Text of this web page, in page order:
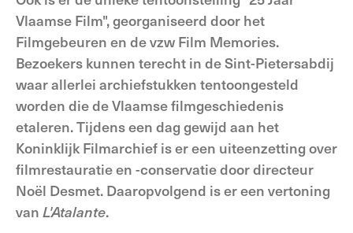
Vlaamse Film", georganiseerd door het
Filmgebeuren en de vzw Film Memories.
Bezoekers kunnen terecht in de Sint-Pietersabdij
waar allerlei archiefstukken tentoongesteld
worden die de Vlaamse filmgeschiedenis
etaleren. Tijdens een dag gewijd aan het
Koninklijk Filmarchief is er een uiteenzetting over
filmrestauratie en -conservatie door directeur
Noël Desmet. Daaropvolgend is er een vertoning
van L'Atalante.